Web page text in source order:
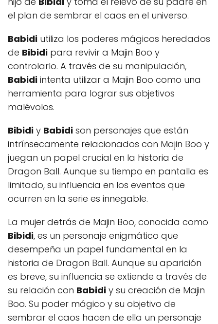
el plan de sembrar el caos en el universo.
Babidi utiliza los poderes mágicos heredados
de Bibidi para revivir a Majin Boo y
controlarlo. A través de su manipulación,
Babidi intenta utilizar a Majin Boo como una
herramienta para lograr sus objetivos
malévolos.
Bibidi y Babidi son personajes que están
intrínsecamente relacionados con Majin Boo y
juegan un papel crucial en la historia de
Dragon Ball. Aunque su tiempo en pantalla es
limitado, su influencia en los eventos que
ocurren en la serie es innegable.
La mujer detrás de Majin Boo, conocida como
Bibidi, es un personaje enigmático que
desempeña un papel fundamental en la
historia de Dragon Ball. Aunque su aparición
es breve, su influencia se extiende a través de
su relación con Babidi y su creación de Majin
Boo. Su poder mágico y su objetivo de
sembrar el caos hacen de ella un personaje